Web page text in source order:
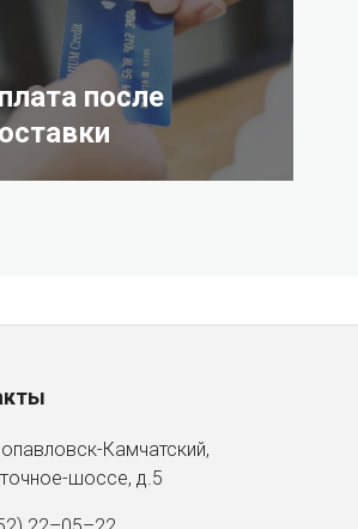
после
Камчатский,
шоссе, д.5